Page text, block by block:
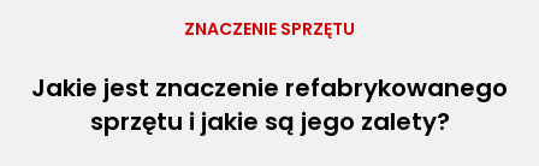
ZNACZENIE SPRZĘTU
Jakie jest znaczenie refabrykowanego
sprzętu i jakie są jego zalety?